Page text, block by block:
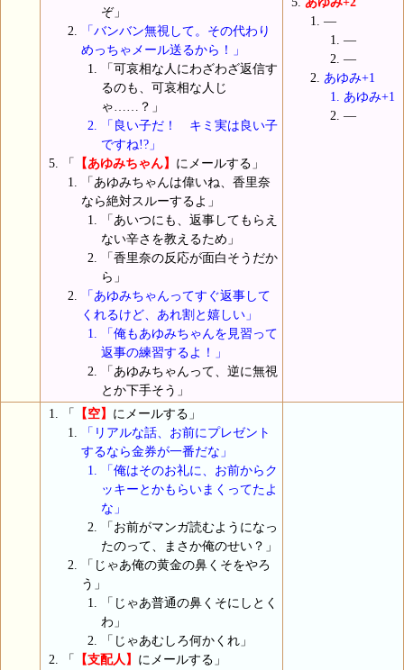
ぞ」
「バンバン無視して。その代わり
めっちゃメール送るから！」
「可哀相な人にわざわざ返信す
るのも、可哀相な人じ
ゃ……？」
「良い子だ！ キミ実は良い子
ですね!?」
「 【あゆみちゃん】 にメールする」
「あゆみちゃんは偉いね、香里奈
なら絶対スルーするよ」
「あいつにも、返事してもらえ
ない辛さを教えるため」
「香里奈の反応が面白そうだか
ら」
「あゆみちゃんってすぐ返事して
くれるけど、あれ割と嬉しい」
「俺もあゆみちゃんを見習って
返事の練習するよ！」
「あゆみちゃんって、逆に無視
とか下手そう」
―
―
―
あゆみ+1
あゆみ+1
―
「 【空】 にメールする」
「リアルな話、お前にプレゼント
するなら金券が一番だな」
「俺はそのお礼に、お前からク
ッキーとかもらいまくってたよ
な」
「お前がマンガ読むようになっ
たのって、まさか俺のせい？」
「じゃあ俺の黄金の鼻くそをやろ
う」
「じゃあ普通の鼻くそにしとく
わ」
「じゃあむしろ何かくれ」
「 【支配人】 にメールする」